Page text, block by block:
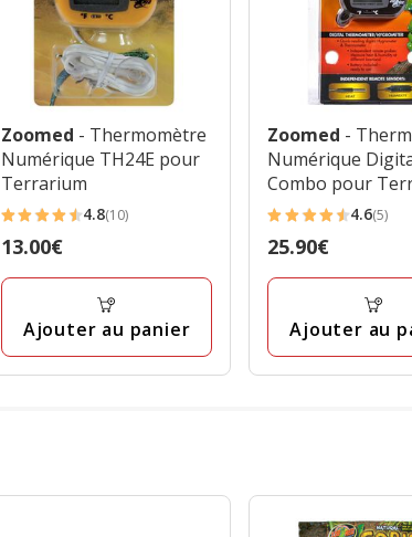
Zoomed - Thermomètre
Numérique TH24E pour
Terrarium
4.8
étoiles
avec
avis
4.8(10)
Prix
13.00€
13.00€
Ajouter au panier
Zoomed -
Numérique
Combo pour
4.6
étoiles
avec
avis
4.6(5)
Prix
25.90€
25.90€
Ajouter au